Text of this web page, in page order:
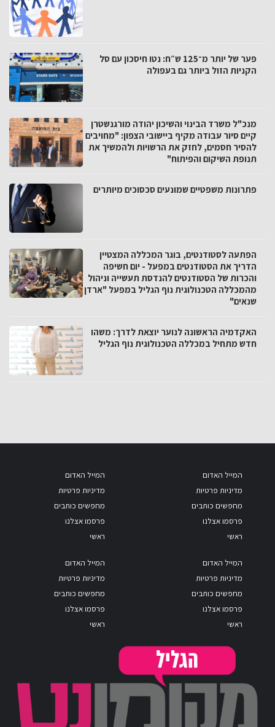
פער של יותר מ־125 ש״ח: נטו חיסכון עם סל
הקניות הזול ביותר גם בעפולה
מנכ"ל משרד הבינוי והשיכון יהודה מורגנשטרן
קיים סיור עבודה מקיף ביישובי הצפון: "מחויבים
להסיר חסמים, לחזק את הרשויות ולהמשיך את
תנופת השיקום והפיתוח"
פתרונות משפטיים שמונעים סכסוכים מיותרים
הפתעה לסטודנטים, בוגר המכללה המצטיין
הדריך את הסטודנטים במפעל - יום חשיפה
והכרות של הסטודנטים להנדסת תעשייה וניהול
מהמכללה הטכנולוגית נוף הגליל במפעל "ארדן
שנאים"
האקדמיה הראשונה לנוער יוצאת לדרך: משהו
חדש מתחיל במכללה הטכנולוגית נוף הגליל
המייל האדום
מדיניות פרטיות
מחפשים כותבים
פרסמו אצלנו
ראשי
המייל האדום
מדיניות פרטיות
מחפשים כותבים
פרסמו אצלנו
ראשי
המייל האדום
מדיניות פרטיות
מחפשים כותבים
פרסמו אצלנו
ראשי
המייל האדום
מדיניות פרטיות
מחפשים כותבים
פרסמו אצלנו
ראשי